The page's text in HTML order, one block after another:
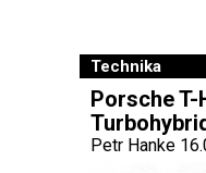
Technika
Porsche T-
Petr Hanke